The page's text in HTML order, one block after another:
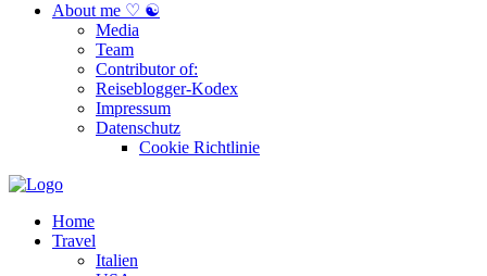
About me ♡ ☯
Media
Team
Contributor of:
Reiseblogger-Kodex
Impressum
Datenschutz
Cookie Richtlinie
Home
Travel
Italien